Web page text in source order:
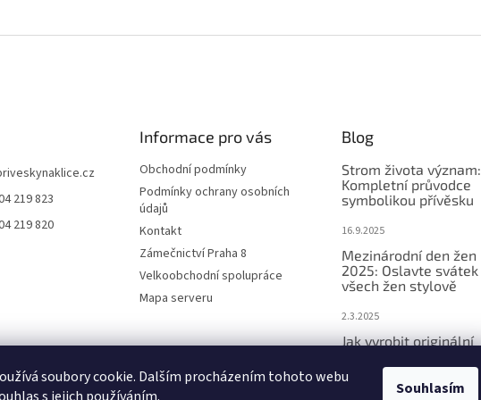
soubory cookie. Dalším procházením tohoto webu
Souhlasím
219 823
219 820
Informace pro vás
Obchodní podmínky
Podmínky ochrany osobních
údajů
Kontakt
Zámečnictví Praha 8
Velkoobchodní spolupráce
Mapa serveru
Blog
Strom života význam:
Kompletní průvodce
symbolikou přívěsku
16.9.2025
Mezinárodní den žen
2025: Oslavte svátek
všech žen stylově
2.3.2025
Jak vyrobit originální